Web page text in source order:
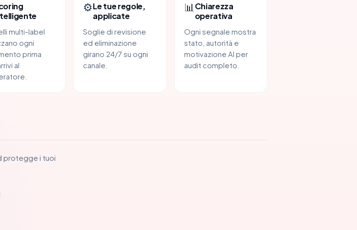
multi-label
ogni
prima
al
⚙️Le tue regole,
applicate
Soglie di revisione
ed eliminazione
girano 24/7 su ogni
canale.
📊 Chiarezza
operativa
Ogni segnale mostra
stato, autorità e
motivazione AI per
audit completo.
protegge i tuoi